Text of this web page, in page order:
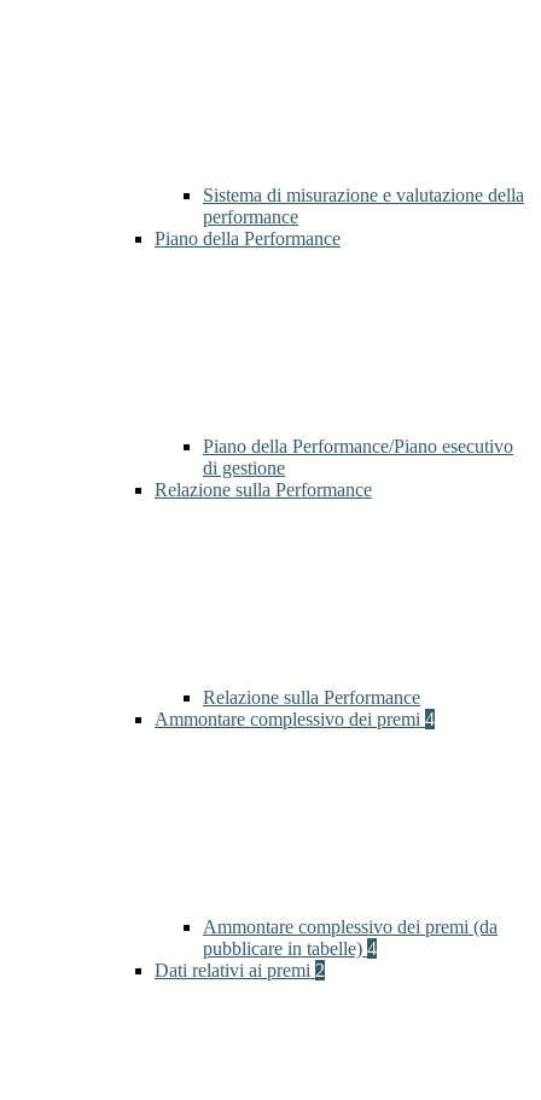
Sistema di misurazione e valutazione della
performance
Piano della Performance
Piano della Performance/Piano esecutivo
di gestione
Relazione sulla Performance
Relazione sulla Performance
Ammontare complessivo dei premi 4
Ammontare complessivo dei premi (da
pubblicare in tabelle) 4
Dati relativi ai premi 2